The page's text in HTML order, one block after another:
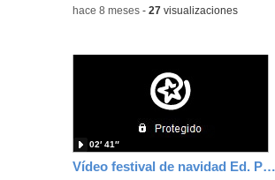
-hace 8 meses -27 visualizaciones
Vídeo festival de navidad Ed. Primaria 4ºA
02′ 41″